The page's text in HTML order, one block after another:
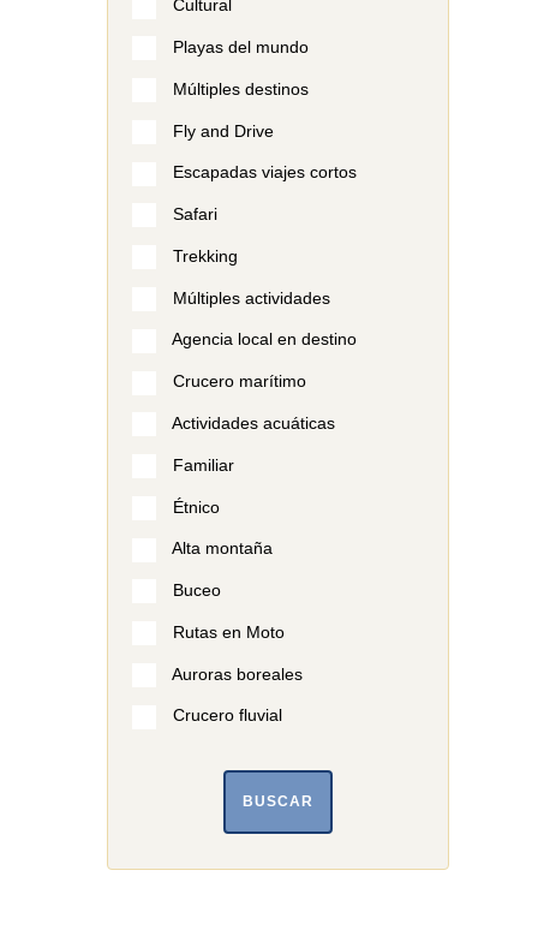
Cultural
Playas del mundo
Múltiples destinos
Fly and Drive
Escapadas viajes cortos
Safari
Trekking
Múltiples actividades
Agencia local en destino
Crucero marítimo
Actividades acuáticas
Familiar
Étnico
Alta montaña
Buceo
Rutas en Moto
Auroras boreales
Crucero fluvial
BUSCAR